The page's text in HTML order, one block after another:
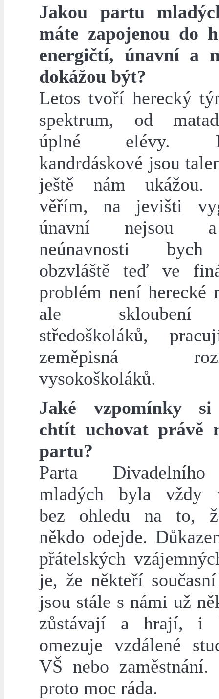
Jakou partu
máte zapojenou do
energičtí, únavní a
dokážou být?
Letos tvoří herecký
spektrum, od
úplné elévy.
kandrdáskové jsou
ještě nám ukážou.
věřím, na jevišti
únavní nejsou
neúnavnosti
obzvláště teď ve
problém není herecké
ale skloubení
středoškoláků,
zeměpisná
vysokoškoláků.
Jaké vzpomínky si
chtít uchovat právě
partu?
Parta
mladých byla vždy
bez ohledu na to,
někdo odejde.
přátelských
je, že někteří
jsou stále s námi už
zůstávají a hrají, i
omezuje vzdálené
VŠ nebo
proto moc ráda.